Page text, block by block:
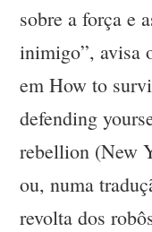
sobre a força e
inimigo”, avisa
em How to
defending
rebellion (New
ou, numa
revolta dos